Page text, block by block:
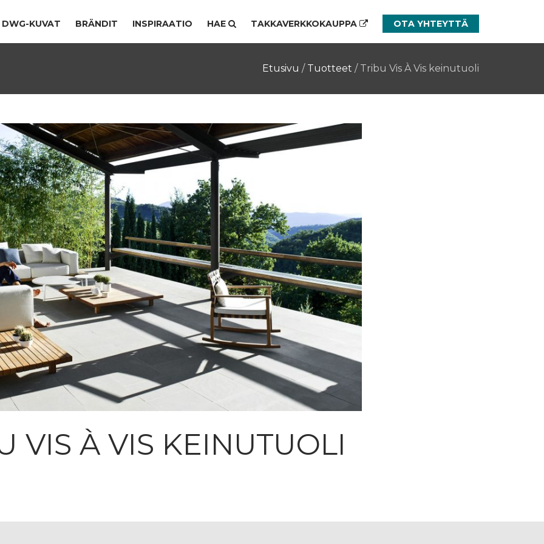
DWG-KUVAT BRÄNDIT INSPIRAATIO HAE TAKKAVERKKOKAUPPA OTA YHTEYTTÄ
Etusivu / Tuotteet / Tribu Vis À Vis keinutuoli
VIS À VIS KEINUTUOLI